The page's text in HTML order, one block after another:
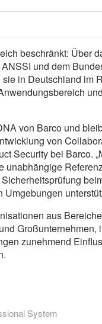
beschränkt: Über
und dem
in Deutschland im
von Barco und
von
Security bei Barco.
aus
Großunternehmen,
zunehmend
System